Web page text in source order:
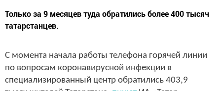
Только за 9 месяцев туда обратились более 400 тысяч
татарстанцев.
С момента начала работы телефона горячей линии
по вопросам коронавирусной инфекции в
специализированный центр обратились 403,9